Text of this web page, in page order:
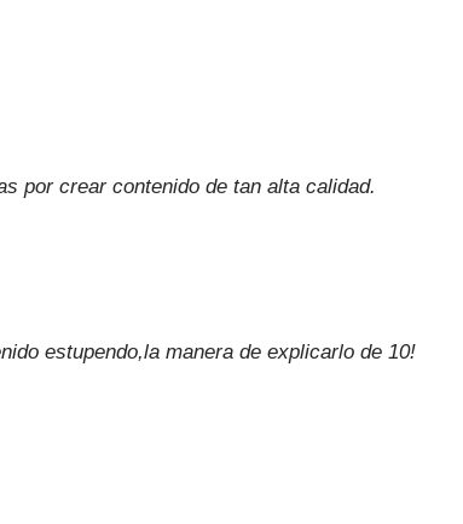
por crear contenido de tan alta calidad.
estupendo,la manera de explicarlo de 10!